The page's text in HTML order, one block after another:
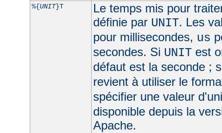
%{UNIT}T
Le temps mis pour
définie par UNIT. Les
pour millisecondes, us
secondes. Si UNITest
défaut est la seconde ;
revient à utiliser le
spécifier une valeur
disponible depuis la
Apache.